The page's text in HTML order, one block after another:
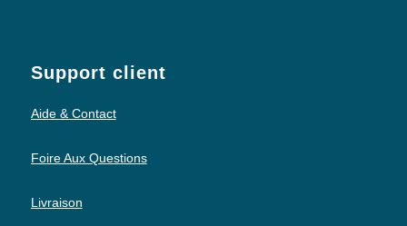
Support client
Aide & Contact
Foire Aux Questions
Livraison